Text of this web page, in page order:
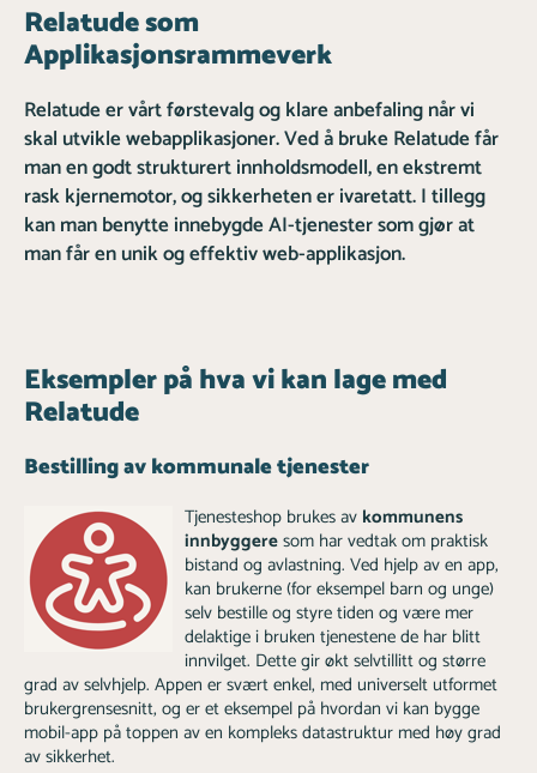
Relatude som
Applikasjonsrammeverk
Relatude er vårt førstevalg og klare anbefaling når vi
skal utvikle webapplikasjoner. Ved å bruke Relatude får
man en godt strukturert innholdsmodell, en ekstremt
rask kjernemotor, og sikkerheten er ivaretatt. I tillegg
kan man benytte innebygde AI-tjenester som gjør at
man får en unik og effektiv web-applikasjon.
Eksempler på hva vi kan lage med
Relatude
Bestilling av kommunale tjenester
Tjenesteshop brukes av kommunens
innbyggeresom har vedtak om praktisk
bistand og avlastning. Ved hjelp av en app,
kan brukerne (for eksempel barn og unge)
selv bestille og styre tiden og være mer
delaktige i bruken tjenestene de har blitt
innvilget. Dette gir økt selvtillitt og større
grad av selvhjelp. Appen er svært enkel, med universelt utformet
brukergrensesnitt, og er et eksempel på hvordan vi kan bygge
mobil-app på toppen av en kompleks datastruktur med høy grad
av sikkerhet.